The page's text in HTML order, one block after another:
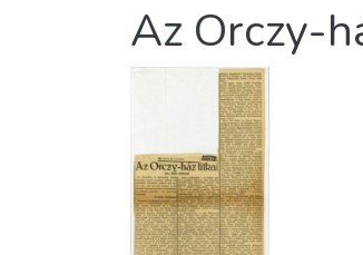
Az Orczy-